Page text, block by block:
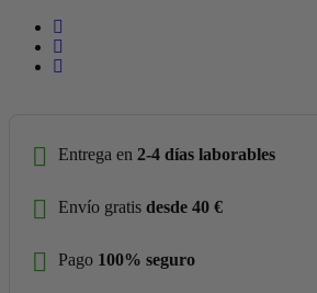
Entrega en 2-4 días laborables
Envío gratis desde 40 €
Pago 100% seguro